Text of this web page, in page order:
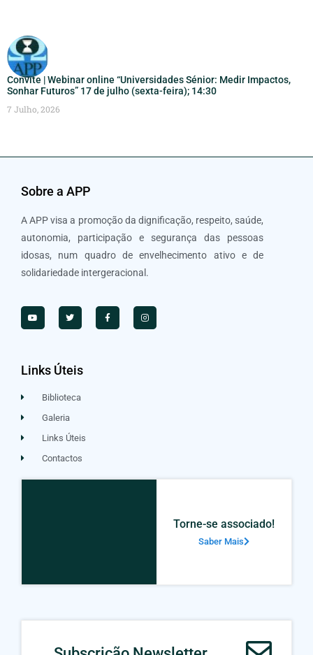
Convite | Webinar online “Universidades Sénior: Medir Impactos,
Sonhar Futuros” 17 de julho (sexta-feira); 14:30
7 Julho, 2026
Sobre a APP
A APP visa a promoção da dignificação, respeito, saúde,
autonomia, participação e segurança das pessoas
idosas, num quadro de envelhecimento ativo e de
solidariedade intergeracional.
Links Úteis
Biblioteca
Galeria
Links Úteis
Contactos
Torne-se associado!
Saber Mais